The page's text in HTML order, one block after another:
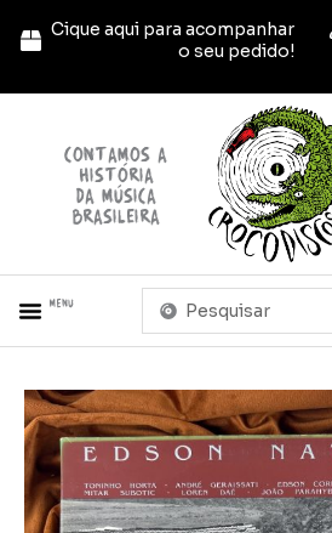
para
conteúdo
Cique aqui para acompanhar
o seu pedido!
contamos a
história
da música
brasileira
Menu
Pesquisar